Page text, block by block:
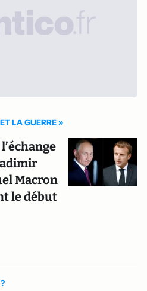
LA GUERRE »
Macron
le début